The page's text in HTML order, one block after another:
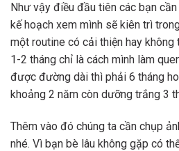
Như vậy điều đầu tiên các bạn
kế hoạch xem mình sẽ kiên trì
một routine có cải thiện hay không
1-2 tháng chỉ là cách mình làm
được đường dài thì phải 6 tháng
khoảng 2 năm còn dưỡng trắng 3
Thêm vào đó chúng ta cần chụp
nhé. Vì bạn bè lâu không gặp có